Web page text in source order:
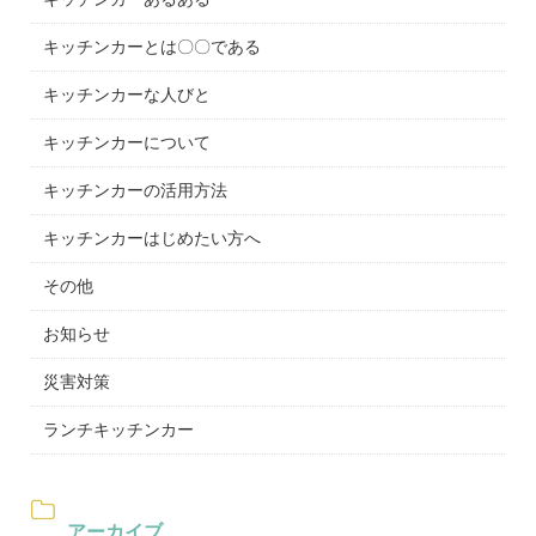
キッチンカーとは〇〇である
キッチンカーな人びと
キッチンカーについて
キッチンカーの活用方法
キッチンカーはじめたい方へ
その他
お知らせ
災害対策
ランチキッチンカー
アーカイブ